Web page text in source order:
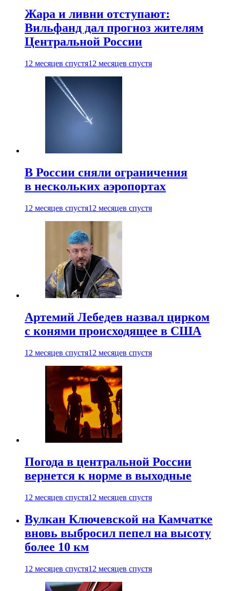
Жара и ливни отступают:
Вильфанд дал прогноз жителям
Центральной России
12 месяцев спустя12 месяцев спустя
В России сняли ограничения
в нескольких аэропортах
12 месяцев спустя12 месяцев спустя
Артемий Лебедев назвал цирком
с конями происходящее в США
12 месяцев спустя12 месяцев спустя
Погода в центральной России
вернется к норме в выходные
12 месяцев спустя12 месяцев спустя
Вулкан Ключевской на Камчатке
вновь выбросил пепел на высоту
более 10 км
12 месяцев спустя12 месяцев спустя